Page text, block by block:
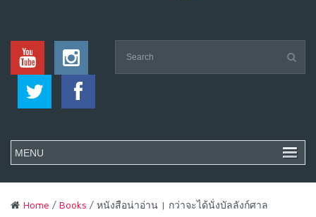
Home / Books / หนังสือน่าอ่าน | กว่าจะได้นั่งบัลลังก์ศาล